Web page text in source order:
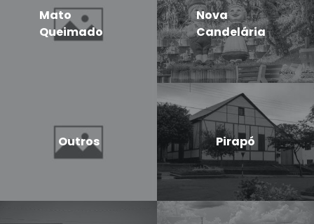
Mato
Queimado
Nova
Candelária
Outros Pirapó